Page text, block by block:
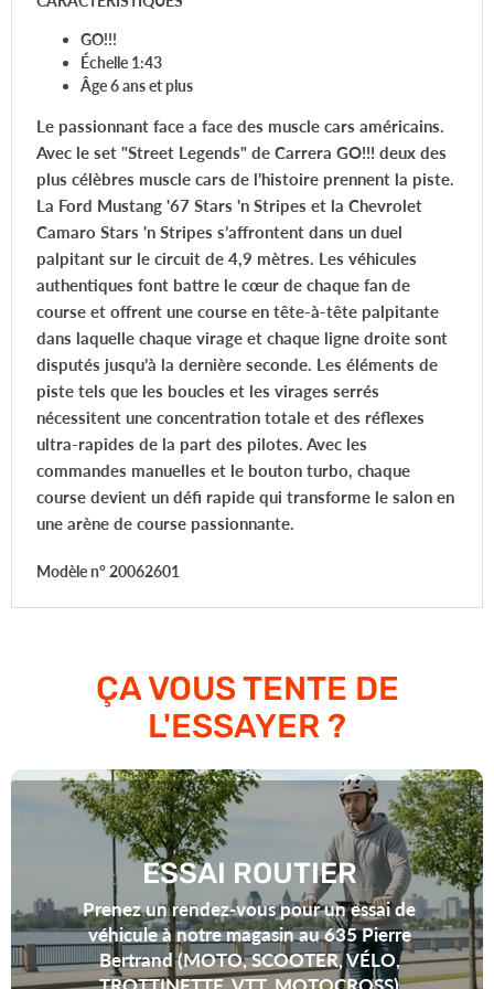
GO!!!
Échelle 1:43
Âge 6 ans et plus
Le passionnant face a face des muscle cars américains.
Avec le set "Street Legends" de Carrera GO!!! deux des
plus célèbres muscle cars de l’histoire prennent la piste.
La Ford Mustang '67 Stars 'n Stripes et la Chevrolet
Camaro Stars 'n Stripes s’affrontent dans un duel
palpitant sur le circuit de 4,9 mètres. Les véhicules
authentiques font battre le cœur de chaque fan de
course et offrent une course en tête-à-tête palpitante
dans laquelle chaque virage et chaque ligne droite sont
disputés jusqu’à la dernière seconde. Les éléments de
piste tels que les boucles et les virages serrés
nécessitent une concentration totale et des réflexes
ultra-rapides de la part des pilotes. Avec les
commandes manuelles et le bouton turbo, chaque
course devient un défi rapide qui transforme le salon en
une arène de course passionnante.
Modèle n°20062601
ÇA VOUS TENTE DE
L'ESSAYER ?
ESSAI ROUTIER
Prenez un rendez-vous pour un essai de
véhicule à notre magasin au 635 Pierre
Bertrand (MOTO, SCOOTER, VÉLO,